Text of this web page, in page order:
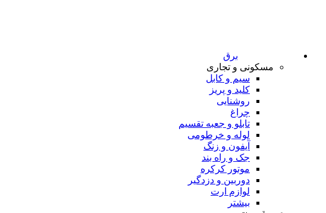
برق
مسکونی و تجاری
سیم و کابل
کلید و پریز
روشنایی
چراغ
تابلو و جعبه تقسیم
لوله و خرطومی
آیفون و زنگ
جک و راه بند
موتور کرکره
دوربین و دزدگیر
لوازم ارت
بیشتر